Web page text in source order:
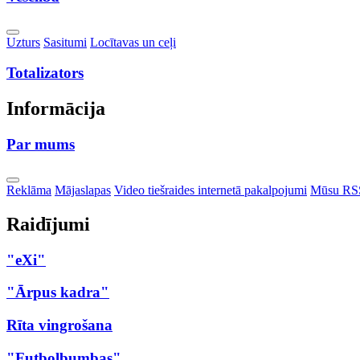
Toggle
Dropdown
Uzturs Sasitumi Locītavas un ceļi
Totalizators
Informācija
Par mums
Toggle
Dropdown
Reklāma Mājaslapas Video tiešraides internetā pakalpojumi Mūsu
Raidījumi
"eXi"
"Ārpus kadra"
Rīta vingrošana